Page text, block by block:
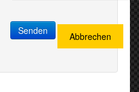
Senden Abbrechen